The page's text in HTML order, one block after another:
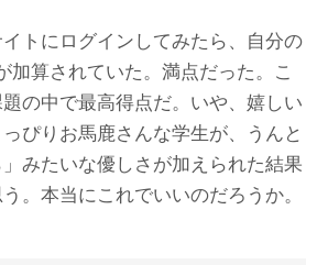
トにログインしてみたら、自分の
加算されていた。満点だった。こ
の中で最高得点だ。いや、嬉しい
ぴりお馬鹿さんな学生が、うんと
みたいな優しさが加えられた結果
。本当にこれでいいのだろうか。